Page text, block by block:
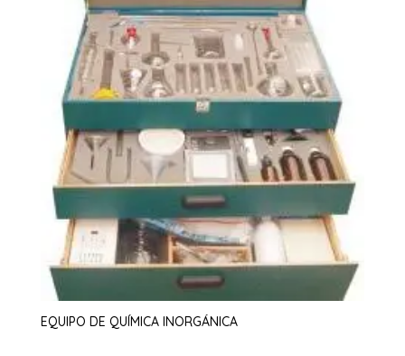
EQUIPO DE QUÍMICA INORGÁNICA